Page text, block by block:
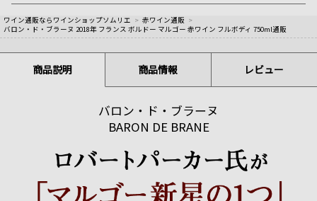
ワイン通販ならワインショップソムリエ > 赤ワイン通販 >
バロン・ド・ブラーヌ 2018年 フランス ボルドー マルゴー 赤ワイン フルボディ 750ml通販
商品説明 商品情報 レビュー
バロン・ド・ブラーヌ
BARON DE BRANE